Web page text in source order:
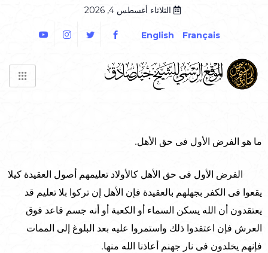
الثلاثاء أغسطس 4, 2026
Français
English
ما هو الفرض الأول فى حق الأهل.
الفرض الأول فى حق الأهل كالأولاد تعليمهم أصول العقيدة كيلا
يقعوا فى الكفر بجهلهم بالعقيدة فإن الأهل إن تركوا بلا تعليم قد
يعتقدون أن الله يسكن السماء أو الكعبة أو أنه جسم قاعد فوق
العرش فإن اعتقدوا ذلك واستمروا عليه بعد البلوغ إلى الممات
فإنهم يخلدون فى نار جهنم أعاذنا الله منها.